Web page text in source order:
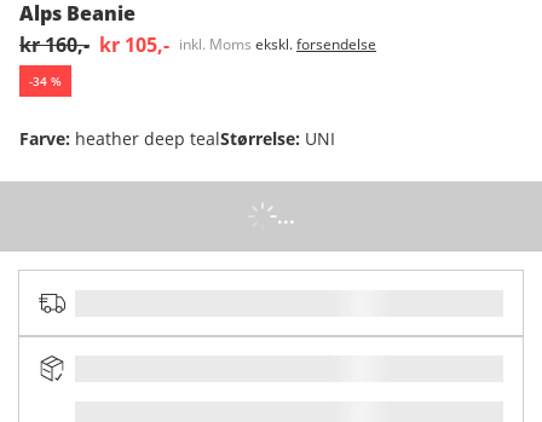
Alps Beanie
kr 160,- kr 105,- inkl. Moms ekskl.forsendelse
-34 %
Farve: heather deep tealStørrelse: UNI
...